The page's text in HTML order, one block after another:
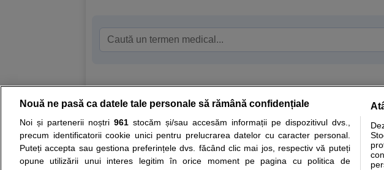
Resurse: Autoevaluare simptome Interpretare analize Specialitati
Opiniile avizate ale medicilor, sfaturile si orice alte informatii despre sanatate
nici diagnosticul stabilit in urma investigatiilor si analizelor medicale. Va sfatuim,
ii punem la dispozitie pentru programare in sistemul de programari la medic
Nouă ne pasă ca datele tale personale să rămână confidențiale
Noi și partenerii noștri 961stocăm și/sau accesăm informații pe dispozitivul dvs.,
precum identificatorii cookie unici pentru prelucrarea datelor cu caracter personal.
Puteți accepta sau gestiona preferințele dvs. făcând clic mai jos, respectiv vă puteți
opune utilizării unui interes legitim în orice moment pe pagina cu politica de